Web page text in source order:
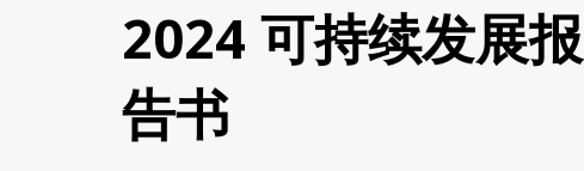
2024 可持续发展报
告书